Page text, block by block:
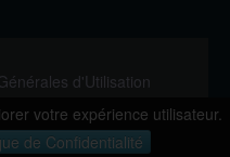
votre expérience utilisateur.
de Confidentialité
d'Utilisation
Contact
Version 1.27